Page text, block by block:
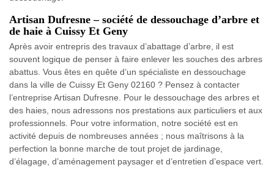
Artisan Dufresne – société de dessouchage d’arbre et
de haie à Cuissy Et Geny
Après avoir entrepris des travaux d’abattage d’arbre, il est
souvent logique de penser à faire enlever les souches des arbres
abattus. Vous êtes en quête d’un spécialiste en dessouchage
dans la ville de Cuissy Et Geny 02160 ? Pensez à contacter
l’entreprise Artisan Dufresne. Pour le dessouchage des arbres et
des haies, nous adressons nos prestations aux particuliers et aux
professionnels. Pour votre information, notre société est en
activité depuis de nombreuses années ; nous maîtrisons à la
perfection la bonne marche de tout projet de jardinage,
d’élagage, d’aménagement paysager et d’entretien d’espace vert.